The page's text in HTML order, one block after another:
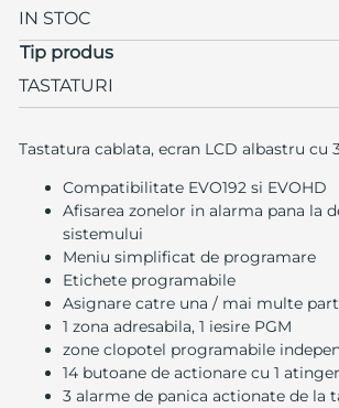
IN STOC
Tip produs
TASTATURI
Tastatura cablata, ecran LCD albastru cu
Compatibilitate EVO192 si EVOHD
Afisarea zonelor in alarma pana la
sistemului
Meniu simplificat de programare
Etichete programabile
Asignare catre una / mai multe
1 zona adresabila, 1 iesire PGM
zone clopotel programabile
14 butoane de actionare cu 1
3 alarme de panica actionate de la